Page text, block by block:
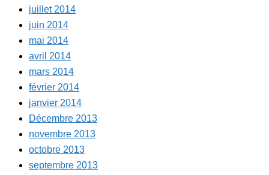
juillet 2014
juin 2014
mai 2014
avril 2014
mars 2014
février 2014
janvier 2014
Décembre 2013
novembre 2013
octobre 2013
septembre 2013